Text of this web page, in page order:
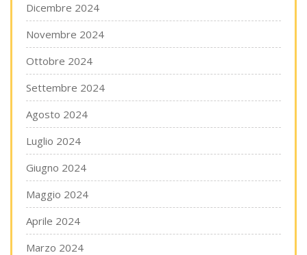
Dicembre 2024
Novembre 2024
Ottobre 2024
Settembre 2024
Agosto 2024
Luglio 2024
Giugno 2024
Maggio 2024
Aprile 2024
Marzo 2024